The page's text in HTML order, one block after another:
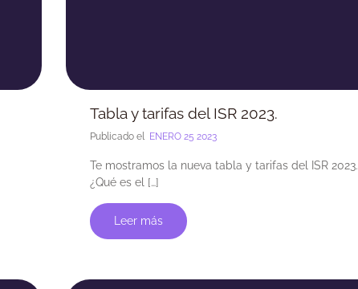
Tabla y tarifas del ISR 2023.
Publicado el ENERO 25 2023
Te mostramos la nueva tabla y tarifas del ISR 2023.
¿Qué es el […]
Leer más